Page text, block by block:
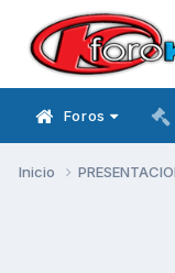
Foros
Inicio